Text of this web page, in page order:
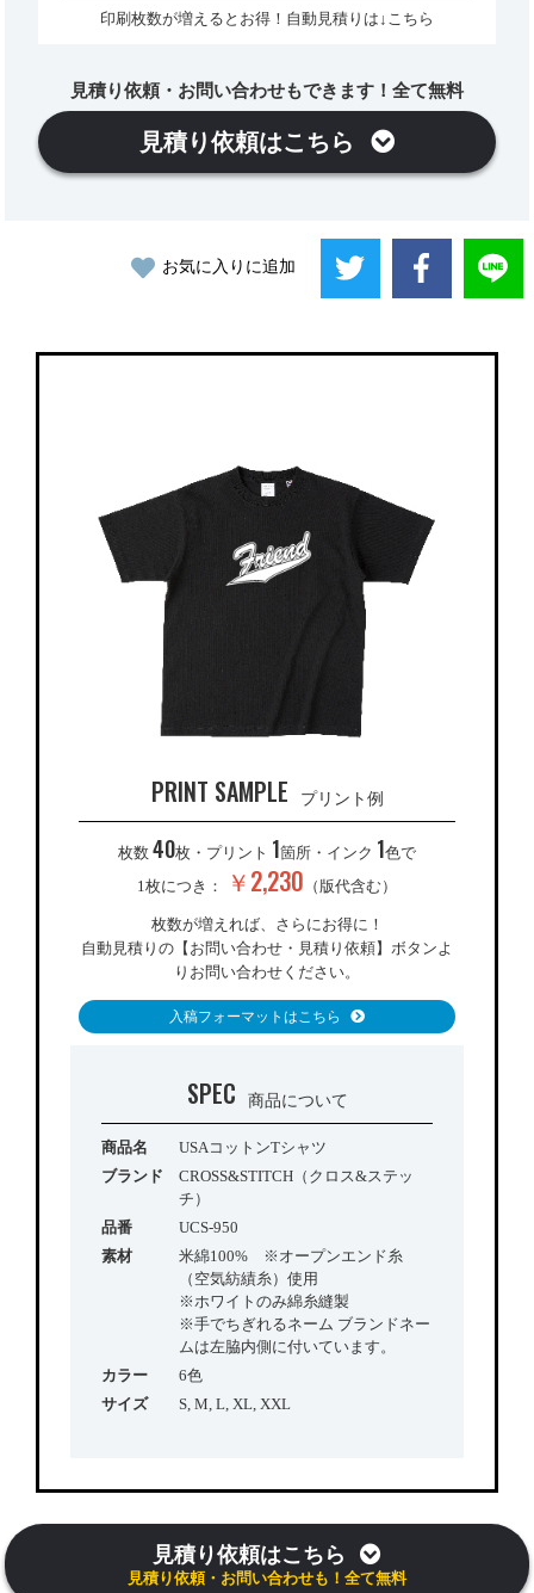
印刷枚数が増えるとお得！自動見積りは↓こちら
見積り依頼・お問い合わせもできます！全て無料
見積り依頼はこちら
お気に入りに追加
PRINT SAMPLE プリント例
枚数 40枚・プリント 1箇所・インク 1色で
1枚につき：
￥2,230 （版代含む）
枚数が増えれば、さらにお得に！
自動見積りの【お問い合わせ・見積り依頼】ボタンよ
りお問い合わせください。
入稿フォーマットはこちら
SPEC 商品について
商品名
USAコットンTシャツ
ブランド
CROSS&STITCH（クロス&ステッ
チ）
品番
UCS-950
素材
米綿100% ※オープンエンド糸
（空気紡績糸）使用
※ホワイトのみ綿糸縫製
※手でちぎれるネーム ブランドネー
ムは左脇内側に付いています。
カラー
6色
サイズ
S, M, L, XL, XXL
見積り依頼はこちら
見積り依頼・お問い合わせも！全て無料